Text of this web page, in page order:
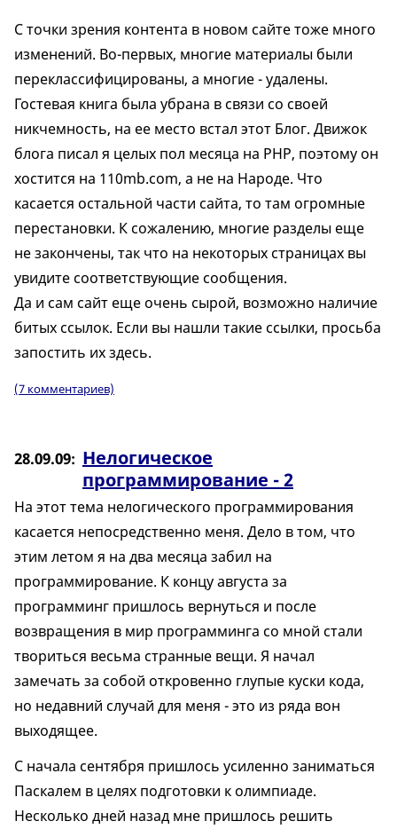
С точки зрения контента в новом сайте тоже много
изменений. Во-первых, многие материалы были
переклассифицированы, а многие - удалены.
Гостевая книга была убрана в связи со своей
никчемность, на ее место встал этот Блог. Движок
блога писал я целых пол месяца на PHP, поэтому он
хостится на 110mb.com, а не на Народе. Что
касается остальной части сайта, то там огромные
перестановки. К сожалению, многие разделы еще
не закончены, так что на некоторых страницах вы
увидите соответствующие сообщения.
Да и сам сайт еще очень сырой, возможно наличие
битых ссылок. Если вы нашли такие ссылки, просьба
запостить их здесь.
(7 комментариев)
28.09.09
Нелогическое
программирование - 2
На этот тема нелогического программирования
касается непосредственно меня. Дело в том, что
этим летом я на два месяца забил на
программирование. К концу августа за
программинг пришлось вернуться и после
возвращения в мир программинга со мной стали
твориться весьма странные вещи. Я начал
замечать за собой откровенно глупые куски кода,
но недавний случай для меня - это из ряда вон
выходящее.
С начала сентября пришлось усиленно заниматься
Паскалем в целях подготовки к олимпиаде.
Несколько дней назад мне пришлось решить